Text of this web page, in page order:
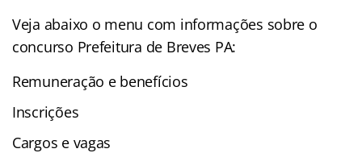
Veja abaixo o menu com informações sobre o
concurso Prefeitura de Breves PA:
Remuneração e benefícios
Inscrições
Cargos e vagas